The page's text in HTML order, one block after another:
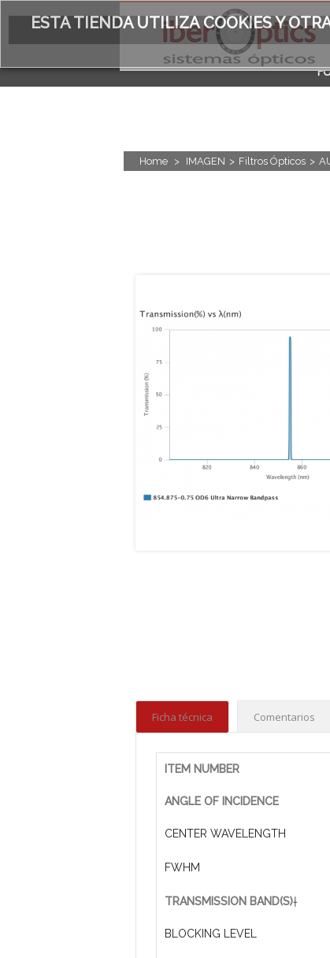
Home > IMAGEN > Filtros Ópticos >
Ficha técnica Comentarios
ITEM NUMBER
ANGLE OF INCIDENCE
CENTER WAVELENGTH
FWHM
TRANSMISSION BAND(S)†
BLOCKING LEVEL
ESTA TIENDA UTILIZA COOKIES Y